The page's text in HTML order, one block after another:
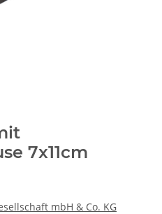
7x11cm
mbH & Co. KG